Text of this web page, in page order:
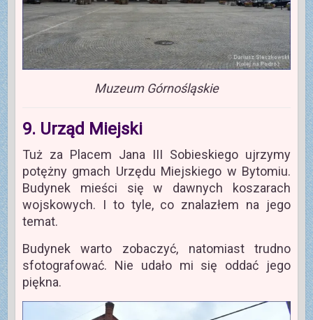
Muzeum Górnośląskie
9. Urząd Miejski
Tuż za Placem Jana III Sobieskiego ujrzymy
potężny gmach Urzędu Miejskiego w Bytomiu.
Budynek mieści się w dawnych koszarach
wojskowych. I to tyle, co znalazłem na jego
temat.
Budynek warto zobaczyć, natomiast trudno
sfotografować. Nie udało mi się oddać jego
piękna.